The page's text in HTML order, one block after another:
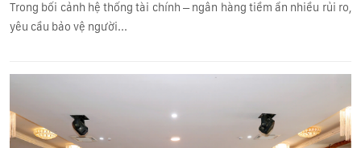
Trong bối cảnh hệ thống tài chính – ngân hàng tiềm ẩn nhiều rủi ro,
yêu cầu bảo vệ người...